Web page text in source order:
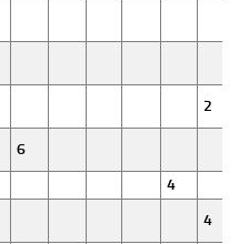
2
6
4
4